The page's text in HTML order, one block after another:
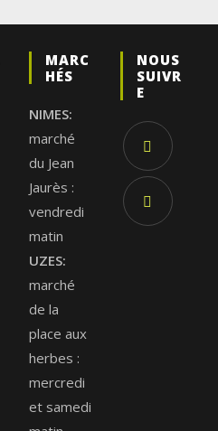
MARC
HÉS
NIMES:
marché
du Jean
Jaurès :
vendredi
matin
UZES:
marché
de la
place aux
herbes :
mercredi
et samedi
NOUS
SUIVR
E